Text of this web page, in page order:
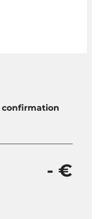
confirmation
- €